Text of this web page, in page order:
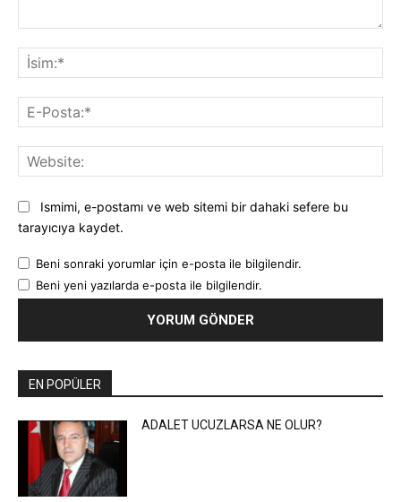
Ismimi, e-postamı ve web sitemi bir dahaki sefere bu
tarayıcıya kaydet.
Beni sonraki yorumlar için e-posta ile bilgilendir.
Beni yeni yazılarda e-posta ile bilgilendir.
EN POPÜLER
ADALET UCUZLARSA NE OLUR?